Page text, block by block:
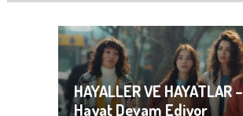
HAYALLER VE HAYATLAR –
Hayat Devam Ediyor